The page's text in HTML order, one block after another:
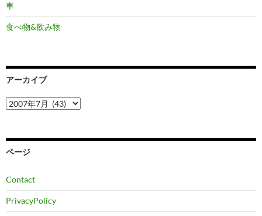
車
食べ物&飲み物
アーカイブ
ア
ー
ブ
ページ
Contact
PrivacyPolicy